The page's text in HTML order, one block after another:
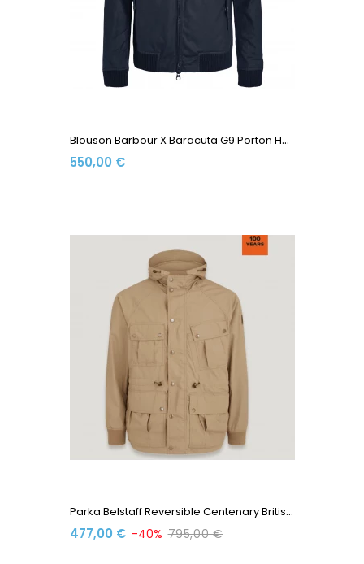
B
Louson Barbour X Baracuta G9 Porton Harrington Waxed...
550,00 €
P
Arka Belstaff Reversible Centenary British Khaki...
477,00 € -40% 795,00 €